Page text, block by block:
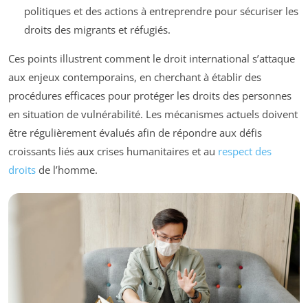
politiques et des actions à entreprendre pour sécuriser les
droits des migrants et réfugiés.
Ces points illustrent comment le droit international s’attaque
aux enjeux contemporains, en cherchant à établir des
procédures efficaces pour protéger les droits des personnes
en situation de vulnérabilité. Les mécanismes actuels doivent
être régulièrement évalués afin de répondre aux défis
croissants liés aux crises humanitaires et au respect des
droits de l’homme.